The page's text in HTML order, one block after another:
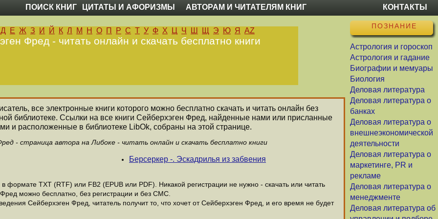
ПОИСК КНИГ ЦИТАТЫ И АФОРИЗМЫ АВТОРАМ И ЧИТАТЕЛЯМ КНИГ КОНТАКТЫ
ПОЗНАНИЕ
Астрология и гороскоп
Астрология и гадание
Биографии и мемуары
Биология
Деловая литература
Деловая литература о
банках
Деловая литература о
внешнеэкономической
деятельности
Деловая литература о
маркетинге, PR и
рекламе
Деловая литература о
менеджменте
Деловая литература об
Д Е Ж З И Й К Л М Н О П Р С Т У Ф Х Ц Ч Ш Щ Э Ю Я AZ
Фред - читать онлайн и скачать бесплатно книги
все электронные книги которого можно бесплатно скачать и читать онлайн без
библиотеке. Ссылки на все книги Сейберхэген Фред, найденные нами или присланные
и расположенные в библиотеке LibOk, собраны на этой странице.
- страница автора на Либоке - читать онлайн и скачать бесплатно книги
Берсеркер -. Эскадрилья из забвения
формате ТХТ (RTF) или FB2 (EPUB или PDF). Никакой регистрации не нужно - скачать или читать
можно бесплатно, без регистрации и без СМС.
Сейберхэген Фред, читатель получит то, что хочет от Сейберхэген Фред, и его время не будет